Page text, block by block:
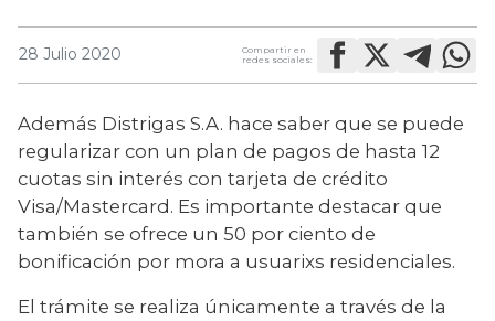
28 Julio 2020
Compartir en
redes sociales:
Además Distrigas S.A. hace saber que se puede
regularizar con un plan de pagos de hasta 12
cuotas sin interés con tarjeta de crédito
Visa/Mastercard. Es importante destacar que
también se ofrece un 50 por ciento de
bonificación por mora a usuarixs residenciales.
El trámite se realiza únicamente a través de la